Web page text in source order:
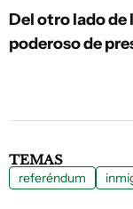
Del otro lado de
poderoso de
TEMAS
referéndum